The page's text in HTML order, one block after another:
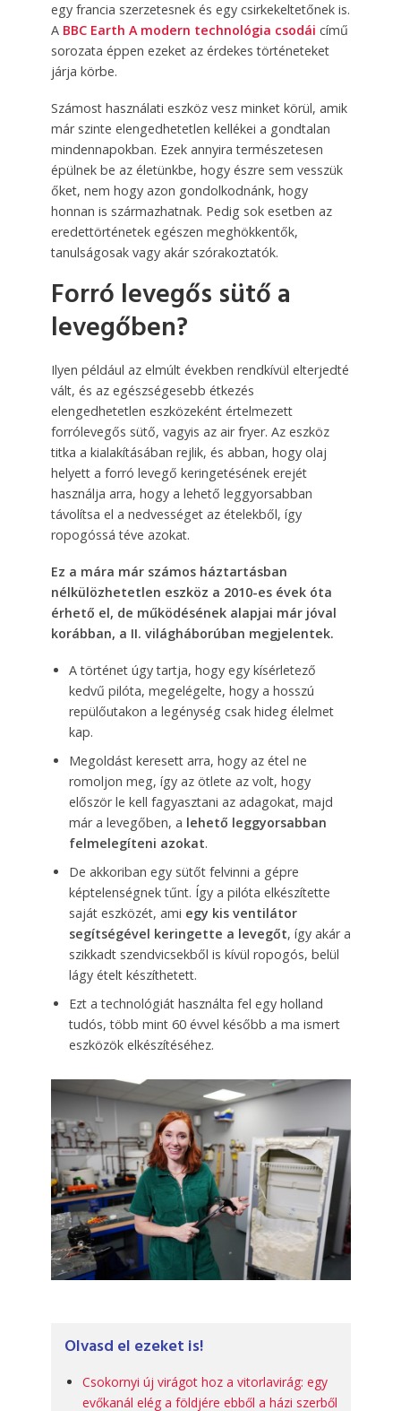
egy francia szerzetesnek és egy csirkekeltetőnek is.
A BBC Earth A modern technológia csodái című
sorozata éppen ezeket az érdekes történeteket
járja körbe.
Számost használati eszköz vesz minket körül, amik
már szinte elengedhetetlen kellékei a gondtalan
mindennapokban. Ezek annyira természetesen
épülnek be az életünkbe, hogy észre sem vesszük
őket, nem hogy azon gondolkodnánk, hogy
honnan is származhatnak. Pedig sok esetben az
eredettörténetek egészen meghökkentők,
tanulságosak vagy akár szórakoztatók.
Forró levegős sütő a
levegőben?
Ilyen például az elmúlt években rendkívül elterjedté
vált, és az egészségesebb étkezés
elengedhetetlen eszközeként értelmezett
forrólevegős sütő, vagyis az air fryer. Az eszköz
titka a kialakításában rejlik, és abban, hogy olaj
helyett a forró levegő keringetésének erejét
használja arra, hogy a lehető leggyorsabban
távolítsa el a nedvességet az ételekből, így
ropogóssá téve azokat.
Ez a mára már számos háztartásban
nélkülözhetetlen eszköz a 2010-es évek óta
érhető el, de működésének alapjai már jóval
korábban, a II. világháborúban megjelentek.
A történet úgy tartja, hogy egy kísérletező
kedvű pilóta, megelégelte, hogy a hosszú
repülőutakon a legénység csak hideg élelmet
kap.
Megoldást keresett arra, hogy az étel ne
romoljon meg, így az ötlete az volt, hogy
először le kell fagyasztani az adagokat, majd
már a levegőben, a lehető leggyorsabban
felmelegíteni azokat.
De akkoriban egy sütőt felvinni a gépre
képtelenségnek tűnt. Így a pilóta elkészítette
saját eszközét, ami egy kis ventilátor
segítségével keringette a levegőt, így akár a
szikkadt szendvicsekből is kívül ropogós, belül
lágy ételt készíthetett.
Ezt a technológiát használta fel egy holland
tudós, több mint 60 évvel később a ma ismert
eszközök elkészítéséhez.
Olvasd el ezeket is!
Csokornyi új virágot hoz a vitorlavirág: egy
evőkanál elég a földjére ebből a házi szerből